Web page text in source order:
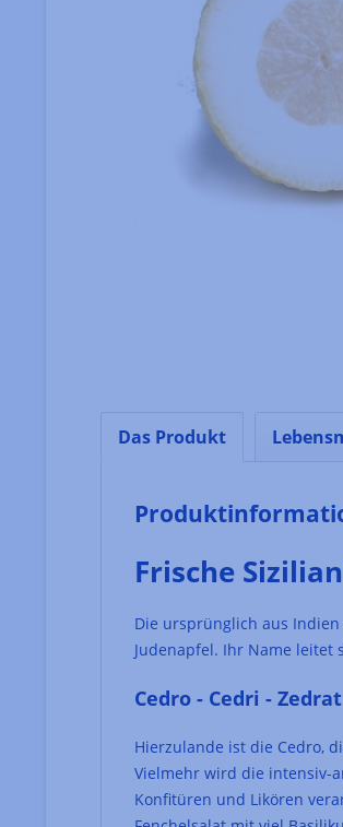
Das Produkt
Frische
Die ursprünglich aus
Judenapfel. Ihr Name leitet
Cedro - Cedri -
Hierzulande ist die Cedro,
Vielmehr wird die intensiv-
Konfitüren und Likören